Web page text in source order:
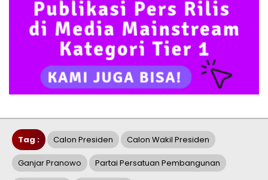
Tag : Calon Presiden Calon Wakil Presiden
Ganjar Pranowo Partai Persatuan Pembangunan